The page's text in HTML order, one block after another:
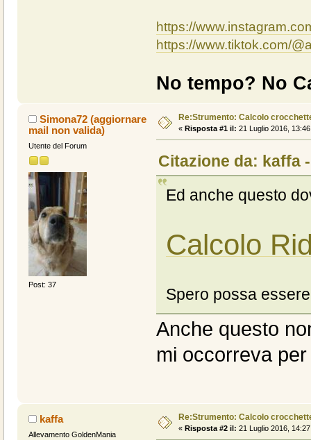
https://
https://www.tiktok.com/
No tempo? No
Simona72 (aggiornare
mail non valida)
Utente del Forum
Post: 37
Re:Strumento: Calcolo
« Risposta #1 il: 21 Luglio 2016,
Citazione da: kaffa
Ed anche questo
Calcolo
Spero possa
Anche questo
mi occorreva
kaffa
Allevamento GoldenMania
Re:Strumento: Calcolo
« Risposta #2 il: 21 Luglio 2016,